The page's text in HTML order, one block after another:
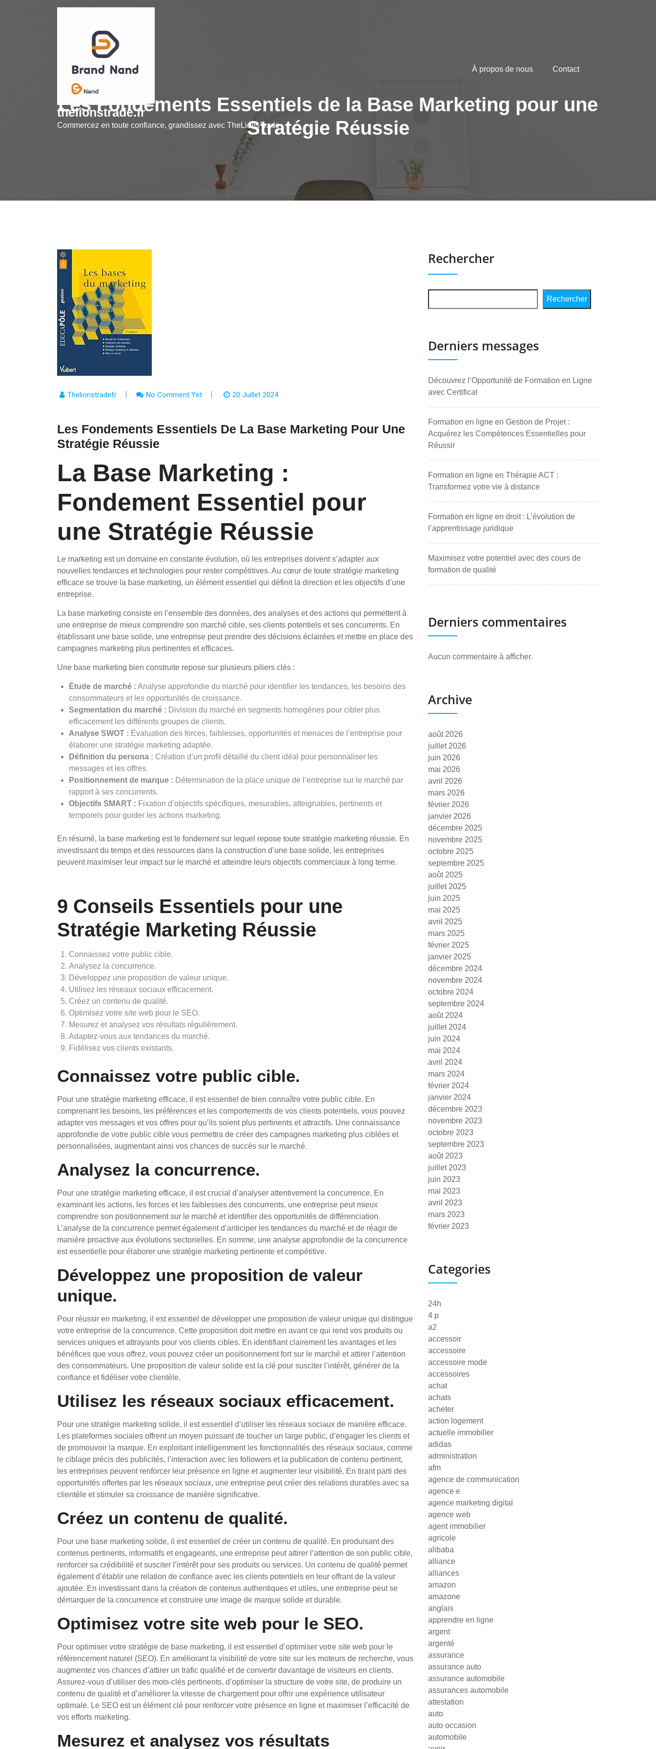
thelionstrade.fr
Commercez en toute confiance, grandissez avec TheLionsTrade
À propos de nous Contact
Les Fondements Essentiels de la Base Marketing pour une
Stratégie Réussie
Thelionstradefr No Comment Yet 20 Juillet 2024
Les Fondements Essentiels De La Base Marketing Pour Une
Stratégie Réussie
La Base Marketing :
Fondement Essentiel pour
une Stratégie Réussie
Le marketing est un domaine en constante évolution, où les entreprises doivent s’adapter aux
nouvelles tendances et technologies pour rester compétitives. Au cœur de toute stratégie marketing
efficace se trouve la base marketing, un élément essentiel qui définit la direction et les objectifs d’une
entreprise.
La base marketing consiste en l’ensemble des données, des analyses et des actions qui permettent à
une entreprise de mieux comprendre son marché cible, ses clients potentiels et ses concurrents. En
établissant une base solide, une entreprise peut prendre des décisions éclairées et mettre en place des
campagnes marketing plus pertinentes et efficaces.
Une base marketing bien construite repose sur plusieurs piliers clés :
Étude de marché : Analyse approfondie du marché pour identifier les tendances, les besoins des
consommateurs et les opportunités de croissance.
Segmentation du marché : Division du marché en segments homogènes pour cibler plus
efficacement les différents groupes de clients.
Analyse SWOT : Évaluation des forces, faiblesses, opportunités et menaces de l’entreprise pour
élaborer une stratégie marketing adaptée.
Définition du persona : Création d’un profil détaillé du client idéal pour personnaliser les
messages et les offres.
Positionnement de marque : Détermination de la place unique de l’entreprise sur le marché par
rapport à ses concurrents.
Objectifs SMART : Fixation d’objectifs spécifiques, mesurables, atteignables, pertinents et
temporels pour guider les actions marketing.
En résumé, la base marketing est le fondement sur lequel repose toute stratégie marketing réussie. En
investissant du temps et des ressources dans la construction d’une base solide, les entreprises
peuvent maximiser leur impact sur le marché et atteindre leurs objectifs commerciaux à long terme.
9 Conseils Essentiels pour une
Stratégie Marketing Réussie
Connaissez votre public cible.
Analysez la concurrence.
Développez une proposition de valeur unique.
Utilisez les réseaux sociaux efficacement.
Créez un contenu de qualité.
Optimisez votre site web pour le SEO.
Mesurez et analysez vos résultats régulièrement.
Adaptez-vous aux tendances du marché.
Fidélisez vos clients existants.
Connaissez votre public cible.
Pour une stratégie marketing efficace, il est essentiel de bien connaître votre public cible. En
comprenant les besoins, les préférences et les comportements de vos clients potentiels, vous pouvez
adapter vos messages et vos offres pour qu’ils soient plus pertinents et attractifs. Une connaissance
approfondie de votre public cible vous permettra de créer des campagnes marketing plus ciblées et
personnalisées, augmentant ainsi vos chances de succès sur le marché.
Analysez la concurrence.
Pour une stratégie marketing efficace, il est crucial d’analyser attentivement la concurrence. En
examinant les actions, les forces et les faiblesses des concurrents, une entreprise peut mieux
comprendre son positionnement sur le marché et identifier des opportunités de différenciation.
L’analyse de la concurrence permet également d’anticiper les tendances du marché et de réagir de
manière proactive aux évolutions sectorielles. En somme, une analyse approfondie de la concurrence
est essentielle pour élaborer une stratégie marketing pertinente et compétitive.
Développez une proposition de valeur
unique.
Pour réussir en marketing, il est essentiel de développer une proposition de valeur unique qui distingue
votre entreprise de la concurrence. Cette proposition doit mettre en avant ce qui rend vos produits ou
services uniques et attrayants pour vos clients cibles. En identifiant clairement les avantages et les
bénéfices que vous offrez, vous pouvez créer un positionnement fort sur le marché et attirer l’attention
des consommateurs. Une proposition de valeur solide est la clé pour susciter l’intérêt, générer de la
confiance et fidéliser votre clientèle.
Utilisez les réseaux sociaux efficacement.
Pour une stratégie marketing solide, il est essentiel d’utiliser les réseaux sociaux de manière efficace.
Les plateformes sociales offrent un moyen puissant de toucher un large public, d’engager les clients et
de promouvoir la marque. En exploitant intelligemment les fonctionnalités des réseaux sociaux, comme
le ciblage précis des publicités, l’interaction avec les followers et la publication de contenu pertinent,
les entreprises peuvent renforcer leur présence en ligne et augmenter leur visibilité. En tirant parti des
opportunités offertes par les réseaux sociaux, une entreprise peut créer des relations durables avec sa
clientèle et stimuler sa croissance de manière significative.
Créez un contenu de qualité.
Pour une base marketing solide, il est essentiel de créer un contenu de qualité. En produisant des
contenus pertinents, informatifs et engageants, une entreprise peut attirer l’attention de son public cible,
renforcer sa crédibilité et susciter l’intérêt pour ses produits ou services. Un contenu de qualité permet
également d’établir une relation de confiance avec les clients potentiels en leur offrant de la valeur
ajoutée. En investissant dans la création de contenus authentiques et utiles, une entreprise peut se
démarquer de la concurrence et construire une image de marque solide et durable.
Optimisez votre site web pour le SEO.
Pour optimiser votre stratégie de base marketing, il est essentiel d’optimiser votre site web pour le
référencement naturel (SEO). En améliorant la visibilité de votre site sur les moteurs de recherche, vous
augmentez vos chances d’attirer un trafic qualifié et de convertir davantage de visiteurs en clients.
Assurez-vous d’utiliser des mots-clés pertinents, d’optimiser la structure de votre site, de produire un
contenu de qualité et d’améliorer la vitesse de chargement pour offrir une expérience utilisateur
optimale. Le SEO est un élément clé pour renforcer votre présence en ligne et maximiser l’efficacité de
vos efforts marketing.
Mesurez et analysez vos résultats
Rechercher
Rechercher
Derniers messages
Découvrez l’Opportunité de Formation en Ligne
avec Certificat
Formation en ligne en Gestion de Projet :
Acquérez les Compétences Essentielles pour
Réussir
Formation en ligne en Thérapie ACT :
Transformez votre vie à distance
Formation en ligne en droit : L’évolution de
l’apprentissage juridique
Maximisez votre potentiel avec des cours de
formation de qualité
Derniers commentaires
Aucun commentaire à afficher.
Archive
août 2026
juillet 2026
juin 2026
mai 2026
avril 2026
mars 2026
février 2026
janvier 2026
décembre 2025
novembre 2025
octobre 2025
septembre 2025
août 2025
juillet 2025
juin 2025
mai 2025
avril 2025
mars 2025
février 2025
janvier 2025
décembre 2024
novembre 2024
octobre 2024
septembre 2024
août 2024
juillet 2024
juin 2024
mai 2024
avril 2024
mars 2024
février 2024
janvier 2024
décembre 2023
novembre 2023
octobre 2023
septembre 2023
août 2023
juillet 2023
juin 2023
mai 2023
avril 2023
mars 2023
février 2023
Categories
24h
4 p
a2
accessoir
accessoire
accessoire mode
accessoires
achat
achats
acheter
action logement
actuelle immobilier
adidas
administration
afm
agence de communication
agence e
agence marketing digital
agence web
agent immobilier
agricole
alibaba
alliance
alliances
amazon
amazone
anglais
apprendre en ligne
argent
argenté
assurance
assurance auto
assurance automobile
assurances automobile
attestation
auto
auto occasion
automobile